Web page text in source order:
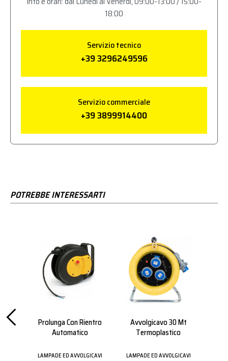
18:00
Servizio tecnico
+39 3296249596
Servizio commerciale
+39 3899914400
POTREBBE INTERESSARTI
Prolunga Con Rientro
Automatico
LAMPADE ED AVVOLGICAVI
Avvolgicavo 30 Mt
Termoplastico
LAMPADE ED AVVOLGICAVI